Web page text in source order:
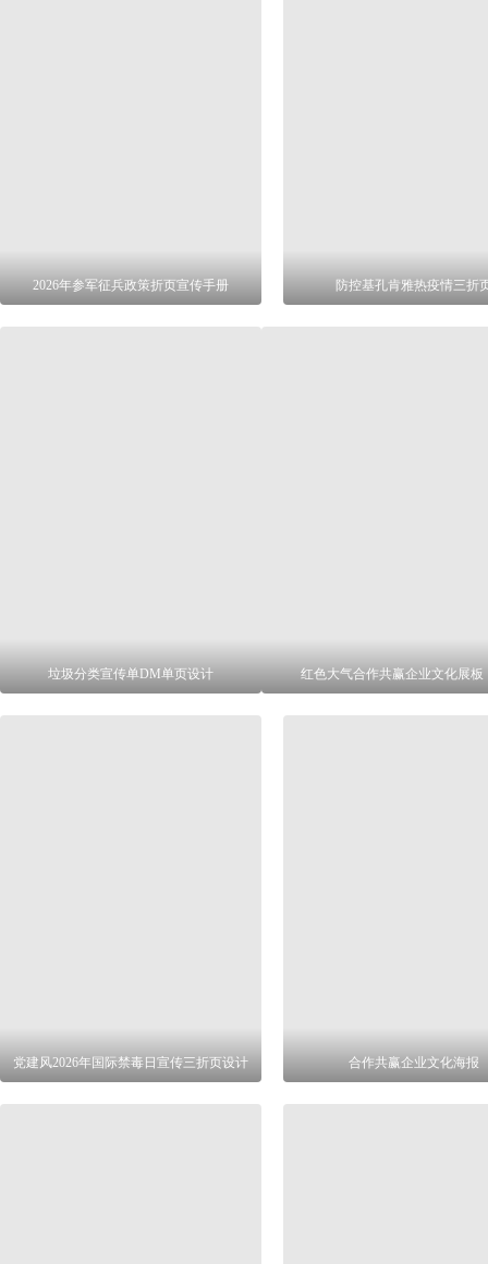
2026年参军征兵政策折页宣传手册 防控基孔肯雅热疫情三折
垃圾分类宣传单DM单页设计 红色大气合作共赢企业文化展板
党建风2026年国际禁毒日宣传三折页设计 合作共赢企业文化海报